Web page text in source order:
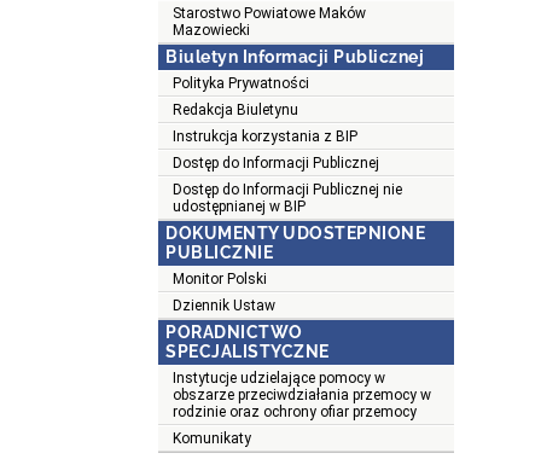
Starostwo Powiatowe Maków
Mazowiecki
Biuletyn Informacji Publicznej
Polityka Prywatności
Redakcja Biuletynu
Instrukcja korzystania z BIP
Dostęp do Informacji Publicznej
Dostęp do Informacji Publicznej nie
udostępnianej w BIP
DOKUMENTY UDOSTEPNIONE
PUBLICZNIE
Monitor Polski
Dziennik Ustaw
PORADNICTWO
SPECJALISTYCZNE
Instytucje udzielające pomocy w
obszarze przeciwdziałania przemocy w
rodzinie oraz ochrony ofiar przemocy
Komunikaty